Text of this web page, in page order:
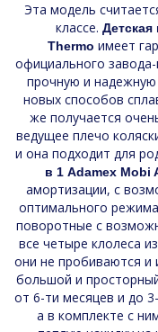
Эта модель
классе. Детская
Thermo имеет
официального
прочную и надежную
новых способов
же получается
ведущее плечо
и она подходит для
в 1 Adamex Mobi
амортизации, с
оптимального
поворотные с
все четыре клолеса
они не пробиваются и
большой и
от 6-ти месяцев и до
а в комплекте с